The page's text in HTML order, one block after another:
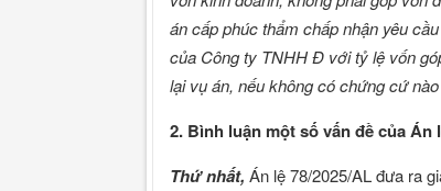
án cấp phúc thẩm chấp nhận yêu
của Công ty TNHHĐ với tỷ lệ vốn
lại vụ án, nếu không có chứng cứ
2. Bình luận một số vấn đề của Án
Thứ nhất, Án lệ 78/2025/AL đưa ra